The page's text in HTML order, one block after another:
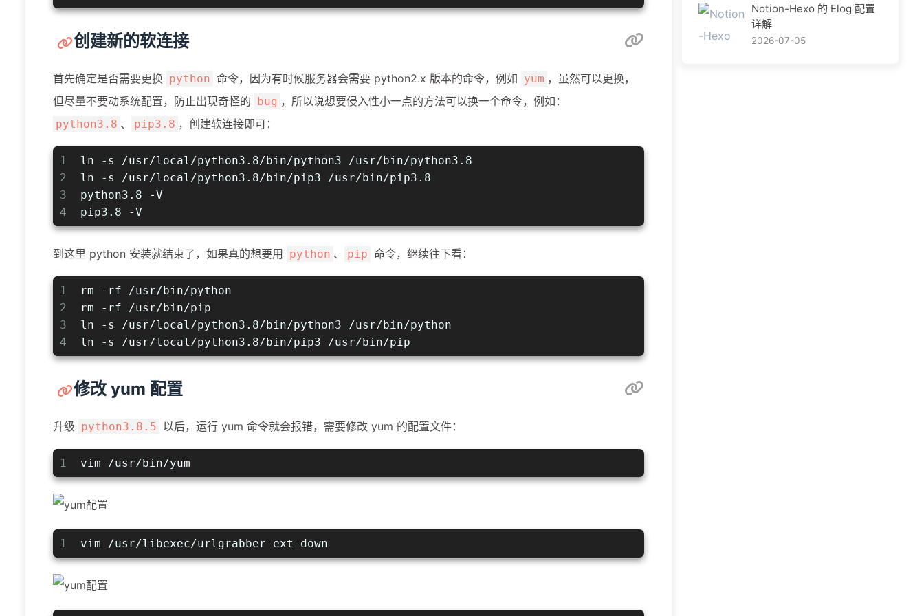
创建新的软连接
首先确定是否需要更换 python 命令，因为有时候服务器会需要 python2.x 版本的命令，例如 yum ，虽然可以更换，
但尽量不要动系统配置，防止出现奇怪的 bug ，所以说想要侵入性小一点的方法可以换一个命令，例如：
python3.8 、 pip3.8 ，创建软连接即可：
1
2
3
4
ln -s /usr/local/python3.8/bin/python3 /usr/bin/python3.8
ln -s /usr/local/python3.8/bin/pip3 /usr/bin/pip3.8
python3.8 -V
pip3.8 -V
到这里 python 安装就结束了，如果真的想要用 python 、 pip 命令，继续往下看：
1
2
3
4
rm -rf /usr/bin/python
rm -rf /usr/bin/pip
ln -s /usr/local/python3.8/bin/python3 /usr/bin/python
ln -s /usr/local/python3.8/bin/pip3 /usr/bin/pip
修改 yum 配置
升级 python3.8.5 以后，运行 yum 命令就会报错，需要修改 yum 的配置文件：
1 vim /usr/bin/yum
1 vim /usr/libexec/urlgrabber-ext-down
Notion-Hexo 的 Elog 配置
详解
2026-07-05